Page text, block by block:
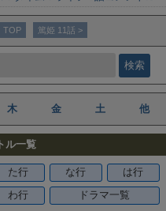
TOP 篤姫 11話 >
木 金 土 他
ル一覧
た行 な行
は行
わ行 ドラマ一覧